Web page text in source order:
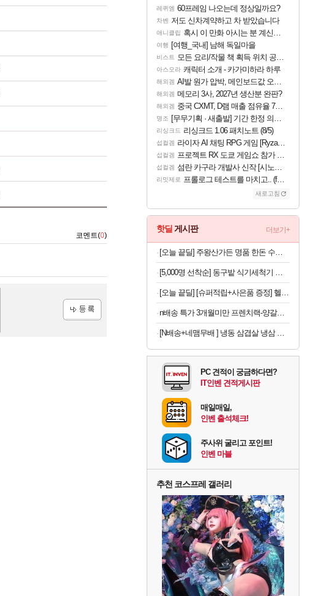
코멘트(0)
레퀴엠 60프레임 나오는데 정상일까요?
차벤 저도 신차계약하고 차 받았습니다
애니클립 혹시 이 만화 아시는 분 계신가요
여행 [여행_국내] 남해 독일마을
비스트 모든 요리/작물 책 획득 위치 공략 (36개) - 미식가 도전과제
아스오라 캐릭터 소개 - 카가미하라 하루
해외겜 AI발 원가 압박, 메인보드값 오르나
해외겜 메모리 3사, 2027년 생산분 완판?
해외겜 중국 CXMT, D램 매출 점유율 7%…글로벌 4위로 부상
명조 [무무기획 · 새출발] 기간 한정 의뢰 이벤트
리싱크드 리싱크드 1.06 패치노트 (8/5)
섭컬겜 라이자 AI 채팅 RPG 게임 [RyzaChat: AI] 공개
섭컬겜 프로젝트 RX 도쿄 게임쇼 참가 결정
섭컬겜 섬란 카구라 개발사 신작 [시노비 넥서스] 연내 출시 예정
리밋제로 프롤로그 테스트를 마치고.. (feat. 리아)
새로고침
핫딜 게시판 더보기+
[오늘 끝딜] 주왕산가든 명품 한돈 수제 돼지갈비 800g, 1개
[5,000명 선착순] 동구밭 식기세척기 세제 240g x 2개
[오늘 끝딜] [슈퍼적립+사은품 증정] 헬스헬퍼 맥스컷 프로 크롬 추성훈 다이어트 혈당 체지방 컷팅제 120캡슐, 5개
n배송 특가 3개월미만 프렌치랙-양갈비 양고기 밀키트 캠핑 쉽새끼 목초육 프랜치랙 프렌치렉 [원산지:뉴질랜드]
[N배송+네맴무배 ] 냉동 삼겹살 냉삼 수입 돼지고기 절단 대패삼겹살
PC 견적이 궁금하다면?
IT인벤 견적게시판
매일매일,
인벤 출석체크!
주사위 굴리고 포인트!
인벤 마블
추천 코스프레 갤러리